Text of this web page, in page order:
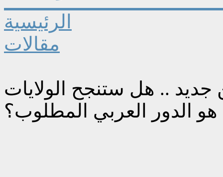
الرئيسية
مقالات
.. هل ستنجح الولايات
الدور العربي المطلوب؟